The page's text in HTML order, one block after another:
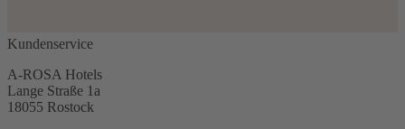
Kundenservice
A-ROSA Hotels
Lange Straße 1a
18055 Rostock